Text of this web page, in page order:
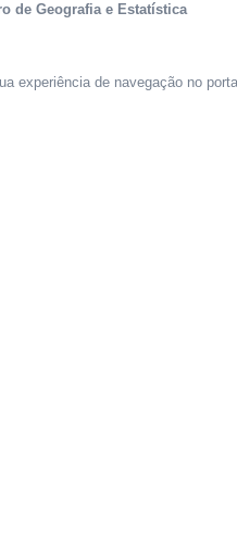
de Geografia e Estatística
experiência de navegação no